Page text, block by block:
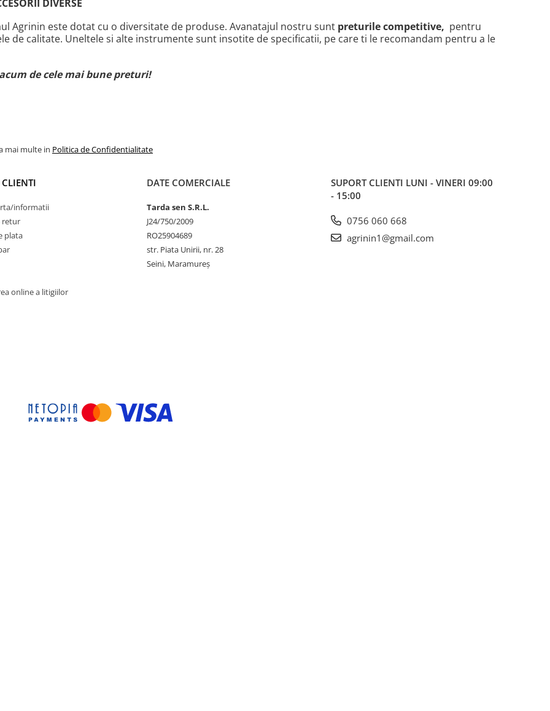
DIVERSE
Agrinin este dotat cu o diversitate de produse. Avanatajul nostru sunt preturile competitive, pentru
de calitate. Uneltele si alte instrumente sunt insotite de specificatii, pe care ti le recomandam pentru a le
de cele mai bune preturi!
mai multe in Politica de Confidentialitate
informatii
retur
plata
online a litigiilor
DATE COMERCIALE
Tarda sen S.R.L.
J24/750/2009
RO25904689
str. Piata Unirii, nr. 28
Seini, Maramureş
SUPORT CLIENTI LUNI - VINERI 09:00
- 15:00
0756 060 668
agrinin1@gmail.com